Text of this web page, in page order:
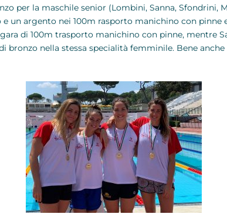
per la maschile senior (Lombini, Sanna, Sfondrini,
un argento nei 100m rasporto manichino con pinne
di 100m trasporto manichino con pinne, mentre
nella stessa specialità femminile. Bene